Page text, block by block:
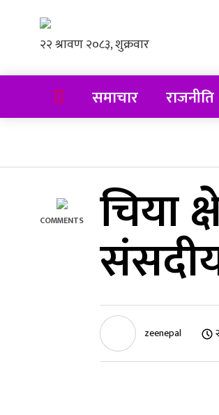
समाचार राजनीति
COMMENTS चिया
zeenepal